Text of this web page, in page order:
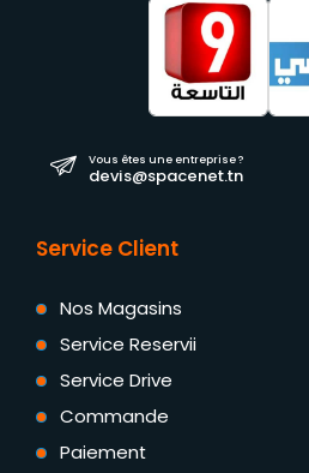
Vous êtes une entreprise ?
devis@spacenet.tn
Service Client
Nos Magasins
Service Reservii
Service Drive
Commande
Paiement